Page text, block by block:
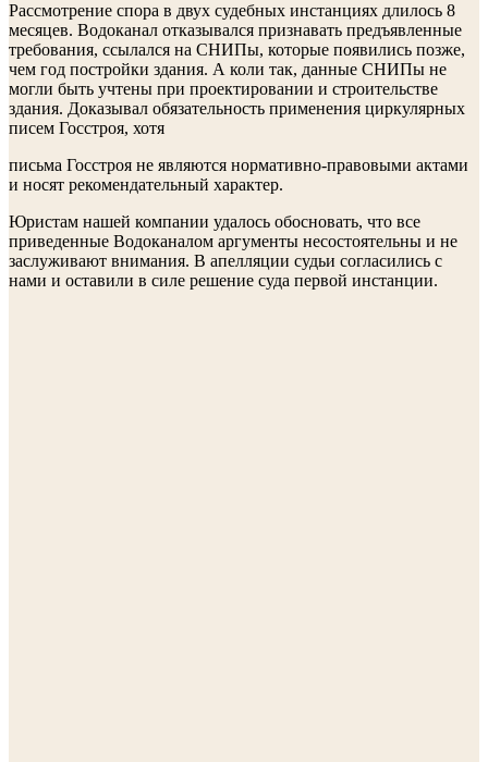
Рассмотрение спора в двух судебных инстанциях длилось 8
месяцев. Водоканал отказывался признавать предъявленные
требования, ссылался на СНИПы, которые появились позже,
чем год постройки здания. А коли так, данные СНИПы не
могли быть учтены при проектировании и строительстве
здания. Доказывал обязательность применения циркулярных
писем Госстроя, хотя
письма Госстроя не являются нормативно-правовыми актами
и носят рекомендательный характер.
Юристам нашей компании удалось обосновать, что все
приведенные Водоканалом аргументы несостоятельны и не
заслуживают внимания. В апелляции судьи согласились с
нами и оставили в силе решение суда первой инстанции.